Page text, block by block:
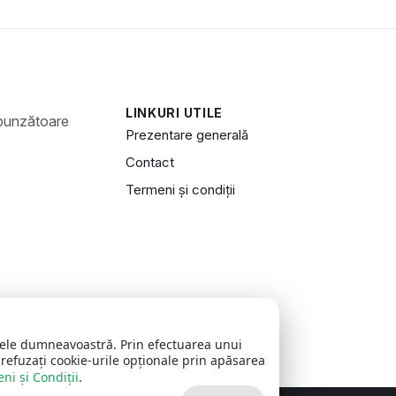
LINKURI UTILE
Prezentare generală
Contact
Termeni și condiții
dumneavoastră. Prin efectuarea unui
cookie-urile opționale prin apăsarea
și Condiții.